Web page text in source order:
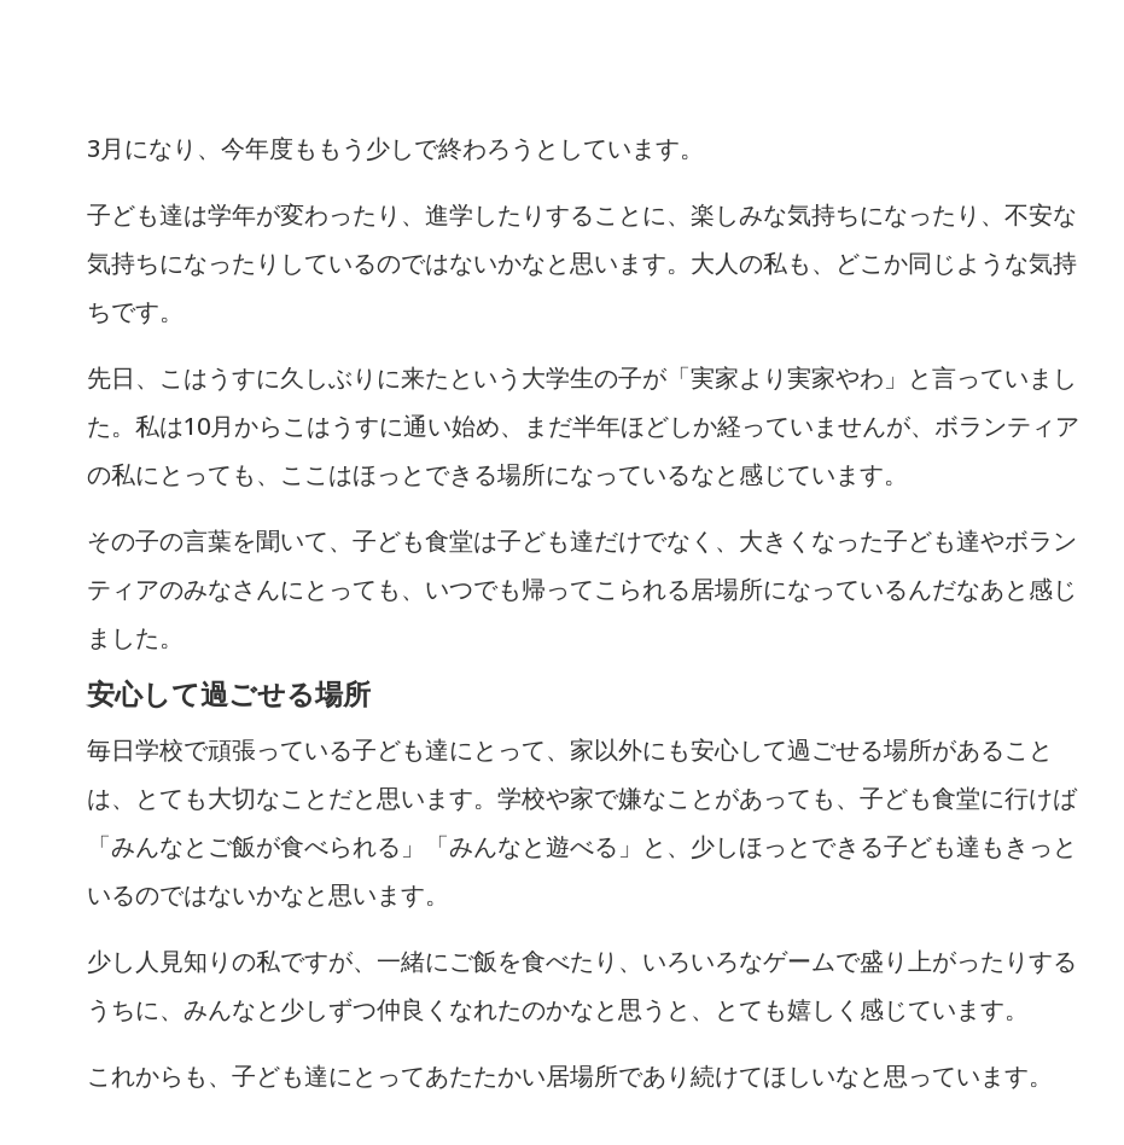
3月になり、今年度ももう少しで終わろうとしています。
子ども達は学年が変わったり、進学したりすることに、楽しみな気持ちになったり、不安な
気持ちになったりしているのではないかなと思います。大人の私も、どこか同じような気持
ちです。
先日、こはうすに久しぶりに来たという大学生の子が「実家より実家やわ」と言っていまし
た。私は10月からこはうすに通い始め、まだ半年ほどしか経っていませんが、ボランティア
の私にとっても、ここはほっとできる場所になっているなと感じています。
その子の言葉を聞いて、子ども食堂は子ども達だけでなく、大きくなった子ども達やボラン
ティアのみなさんにとっても、いつでも帰ってこられる居場所になっているんだなあと感じ
ました。
安心して過ごせる場所
毎日学校で頑張っている子ども達にとって、家以外にも安心して過ごせる場所があること
は、とても大切なことだと思います。学校や家で嫌なことがあっても、子ども食堂に行けば
「みんなとご飯が食べられる」「みんなと遊べる」と、少しほっとできる子ども達もきっと
いるのではないかなと思います。
少し人見知りの私ですが、一緒にご飯を食べたり、いろいろなゲームで盛り上がったりする
うちに、みんなと少しずつ仲良くなれたのかなと思うと、とても嬉しく感じています。
これからも、子ども達にとってあたたかい居場所であり続けてほしいなと思っています。